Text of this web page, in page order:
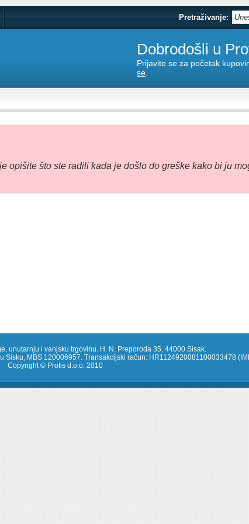
Pretraživanje:
Dobrodošli u
Prijavite se za početak
se
opišite što ste radili kada je došlo do greške kako bi ju
unutarnju i vanjsku trgovinu. H. N. Preporoda 35, 44000 Sisak.
Sisku, MBS 120006957. Transakcijski račun: HR1124920081100033478
Copyright © Protis d.o.o. 2010